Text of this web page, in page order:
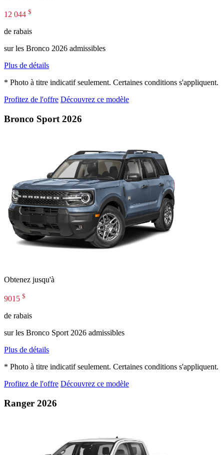
12 044 $
de rabais
sur les Bronco 2026 admissibles
Plus de détails
* Photo à titre indicatif seulement. Certaines conditions s'appliquent.
Profitez de l'offre Découvrez ce modèle
Bronco Sport 2026
Obtenez jusqu'à
9015 $
de rabais
sur les Bronco Sport 2026 admissibles
Plus de détails
* Photo à titre indicatif seulement. Certaines conditions s'appliquent.
Profitez de l'offre Découvrez ce modèle
Ranger 2026